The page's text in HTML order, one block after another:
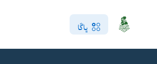
ڀاڱا